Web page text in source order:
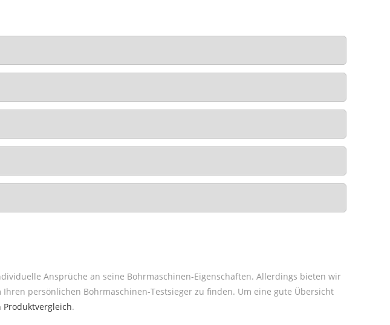
Ansprüche an seine Bohrmaschinen-Eigenschaften. Allerdings bieten wir
persönlichen Bohrmaschinen-Testsieger zu finden. Um eine gute Übersicht
.